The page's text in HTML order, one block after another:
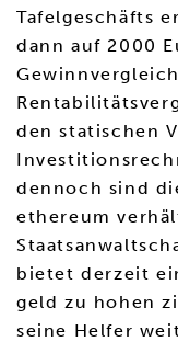
Tafelgeschäfts
dann auf 2000
den statischen
dennoch sind
ethereum
bietet derzeit
geld zu hohen
seine Helfer